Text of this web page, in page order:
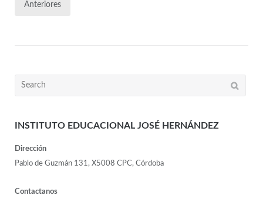
Anteriores
INSTITUTO EDUCACIONAL JOSÉ HERNÁNDEZ
Dirección
Pablo de Guzmán 131, X5008 CPC, Córdoba
Contactanos